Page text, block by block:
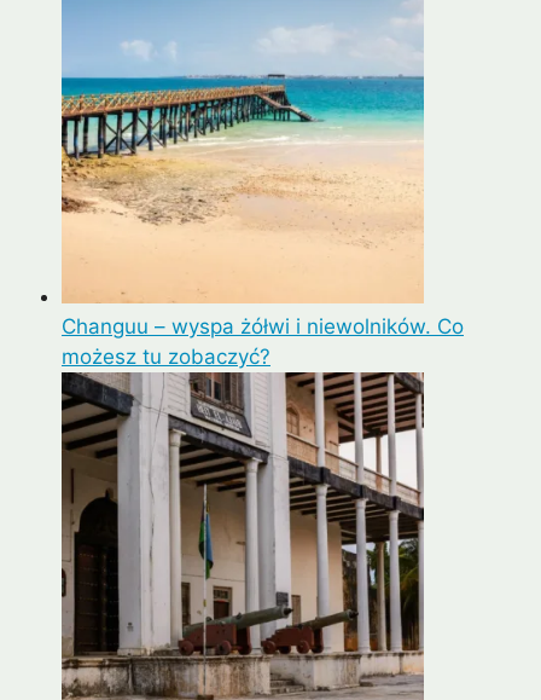
Changuu – wyspa żółwi i niewolników. Co
możesz tu zobaczyć?